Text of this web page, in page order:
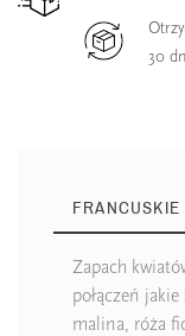
30
Zapach
połączeń
malina, róża